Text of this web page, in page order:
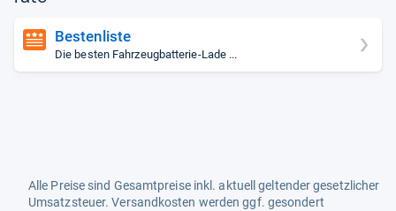
Bestenliste
Die besten Fahrzeugbatterie-Lade ...
Alle Preise sind Gesamtpreise inkl. aktuell geltender gesetzlicher
Umsatzsteuer. Versandkosten werden ggf. gesondert